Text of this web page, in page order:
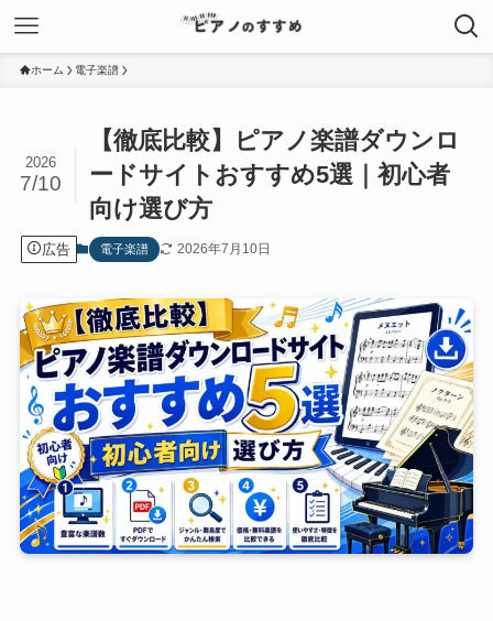
ホーム 電子楽譜
【徹底比較】ピアノ楽譜ダウンロ
ードサイトおすすめ5選｜初心者
向け選び方
2026
7/10
広告 電子楽譜 2026年7月10日